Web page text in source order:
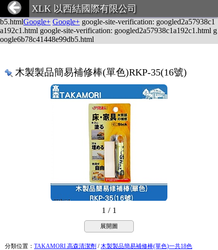
google-site-verification: googled2a57938c1a192c1.html
le+ Google+Google+google-site-verification: google6b78c41448e99d
b5.htmlGoogle+ Google+ google-site-verification: googled2a57938c1
a192c1.html google-site-verification: googled2a57938c1a192c1.html g
oogle6b78c41448e99db5.html
XLK 以西結國際有限公司
木製製品簡易補修棒(單色)RKP-35(16號)
1 / 1
展開圖
分類位置 ： TAKAMORI 高森清潔劑 /木製製品簡易補修棒(單色)一共18色